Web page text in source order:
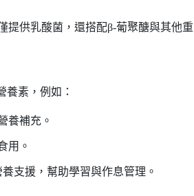
提供乳酸菌，還搭配β-葡聚醣與其他重
養素，例如：
養補充。
用。
支援，幫助學習與作息管理。